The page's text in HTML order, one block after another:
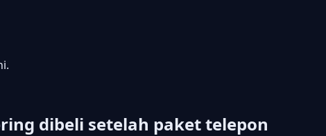
dibeli setelah paket telepon